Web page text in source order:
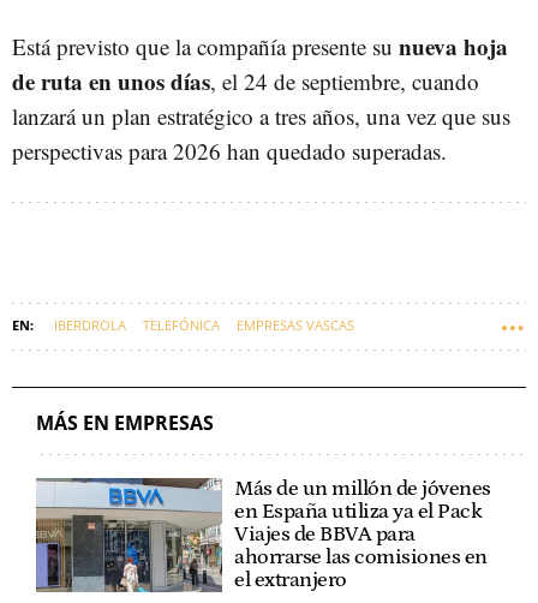
Está previsto que la compañía presente su nueva hoja
de ruta en unos días, el 24 de septiembre, cuando
lanzará un plan estratégico a tres años, una vez que sus
perspectivas para 2026 han quedado superadas.
IBERDROLA TELEFÓNICA EMPRESAS VASCAS
MÁS EN EMPRESAS
Más de un millón de jóvenes
en España utiliza ya el Pack
Viajes de BBVA para
ahorrarse las comisiones en
el extranjero